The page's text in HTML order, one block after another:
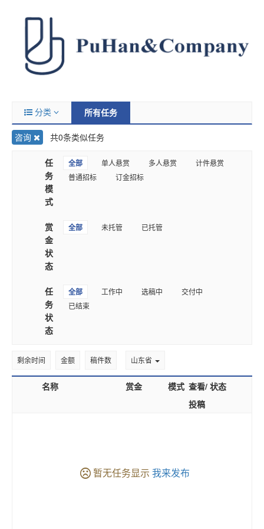
分类 所有任务
咨询 共0条类似任务
任
务
模
式
全部 单人悬赏 多人悬赏
计件悬赏
普通招标
订金招标
赏
金
状
态
全部 未托管 已托管
任
务
状
态
全部 工作中 选稿中
交付中
已结束
剩余时间 金额 稿件数 山东省
名称 赏金 模式 查看/
投稿
状态
暂无任务显示 我来发布